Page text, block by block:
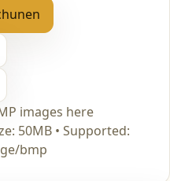
images here
50MB • Supported:
bmp